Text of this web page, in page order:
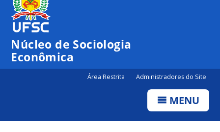
Núcleo de Sociologia
Econômica
Área Restrita Administradores do Site
MENU